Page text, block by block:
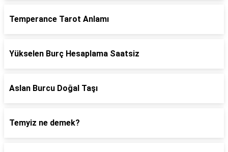
Temperance Tarot Anlamı
Yükselen Burç Hesaplama Saatsiz
Aslan Burcu Doğal Taşı
Temyiz ne demek?